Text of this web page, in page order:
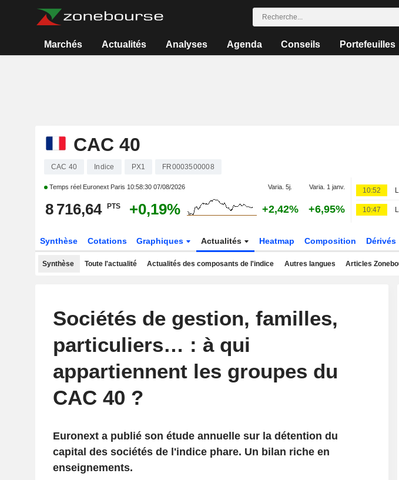
Marchés Actualités Analyses Agenda Conseils Portefeuilles
CAC 40
CAC 40 Indice PX1 FR0003500008
Temps réel Euronext Paris 10:58:30 07/08/2026 Varia. 5j. Varia. 1 janv.
8 716,64 PTS +0,19% +2,42% +6,95%
10:52
10:47
Synthèse Cotations Graphiques Actualités Heatmap Composition Dérivés
Synthèse Toute l'actualité Actualités des composants de l'indice Autres langues Articles
Sociétés de gestion, familles,
particuliers… : à qui
appartiennent les groupes du
CAC 40 ?
Euronext a publié son étude annuelle sur la détention du
capital des sociétés de l'indice phare. Un bilan riche en
enseignements.